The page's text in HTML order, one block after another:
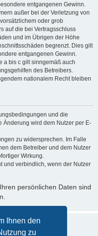
Ihnen den
zu
entgangenen Gewinn.
außer bei der Verletzung von
oder grob
auf die bei Vertragsschluss
und im Übrigen der Höhe
begrenzt. Dies gilt
entgangenen Gewinn.
a bis c gilt sinngemäß auch
des Betreibers.
nationalem Recht bleiben
und die
Änderung wird dem Nutzer per E-
zu widersprechen. Im Falle
dem Betreiber und dem Nutzer
Wirkung.
und verbindlich, wenn der Nutzer
persönlichen Daten sind